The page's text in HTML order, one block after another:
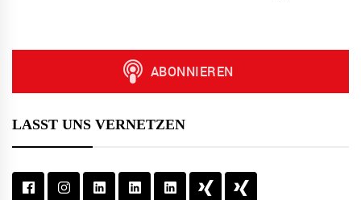
LASST UNS VERNETZEN